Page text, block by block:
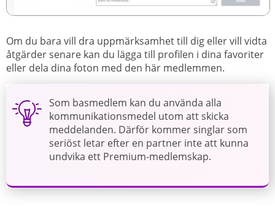
Om du bara vill dra uppmärksamhet till dig eller vill vidta
åtgärder senare kan du lägga till profilen i dina favoriter
eller dela dina foton med den här medlemmen.
Som basmedlem kan du använda alla
kommunikationsmedel utom att skicka
meddelanden. Därför kommer singlar som
seriöst letar efter en partner inte att kunna
undvika ett Premium-medlemskap.